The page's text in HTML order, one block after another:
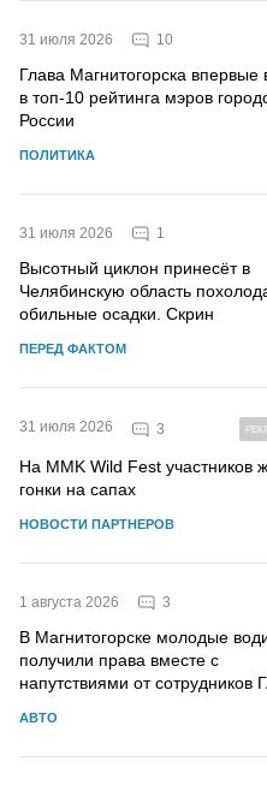
31 июля 2026 10
Глава Магнитогорска впервые
в топ-10 рейтинга мэров
России
ПОЛИТИКА
31 июля 2026 1
Высотный циклон принесёт в
Челябинскую область
обильные осадки. Скрин
ПЕРЕД ФАКТОМ
31 июля 2026 3
На MMK Wild Fest участников
гонки на сапах
НОВОСТИ ПАРТНЕРОВ
1 августа 2026 3
В Магнитогорске молодые
получили права вместе с
напутствиями от сотрудников
АВТО